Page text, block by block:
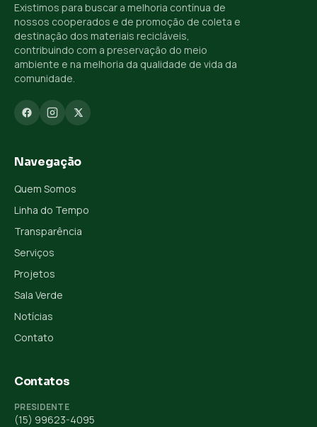
Existimos para buscar a melhoria contínua de
nossos cooperados e de promoção de coleta e
destinação dos materiais recicláveis,
contribuindo com a preservação do meio
ambiente e na melhoria da qualidade de vida da
comunidade.
Navegação
Quem Somos
Linha do Tempo
Transparência
Serviços
Projetos
Sala Verde
Notícias
Contato
Contatos
PRESIDENTE
(15) 99623-4095